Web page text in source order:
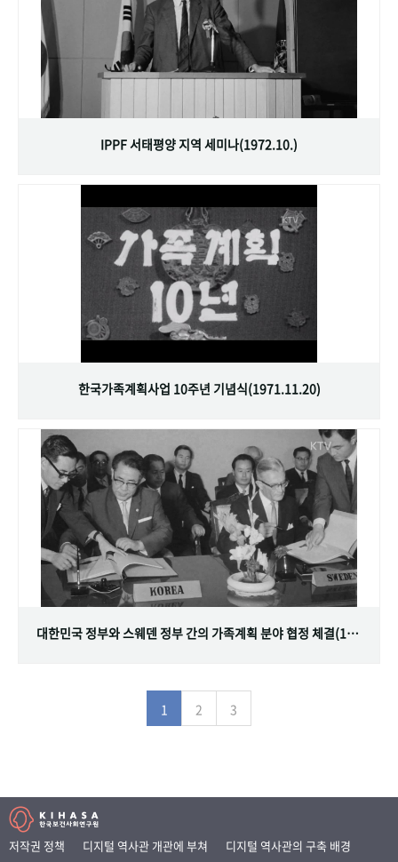
IPPF 서태평양 지역 세미나(1972.10.)
한국가족계획사업 10주년 기념식(1971.11.20)
대한민국 정부와 스웨덴 정부 간의 가족계획 분야 협정 체결(1968.07.12)
1 2 3
저작권 정책 디지털 역사관 개관에 부쳐
디지털 역사관의 구축 배경